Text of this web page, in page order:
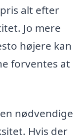
alt efter
Jo mere
højere kan
forventes at
nødvendige
Hvis der